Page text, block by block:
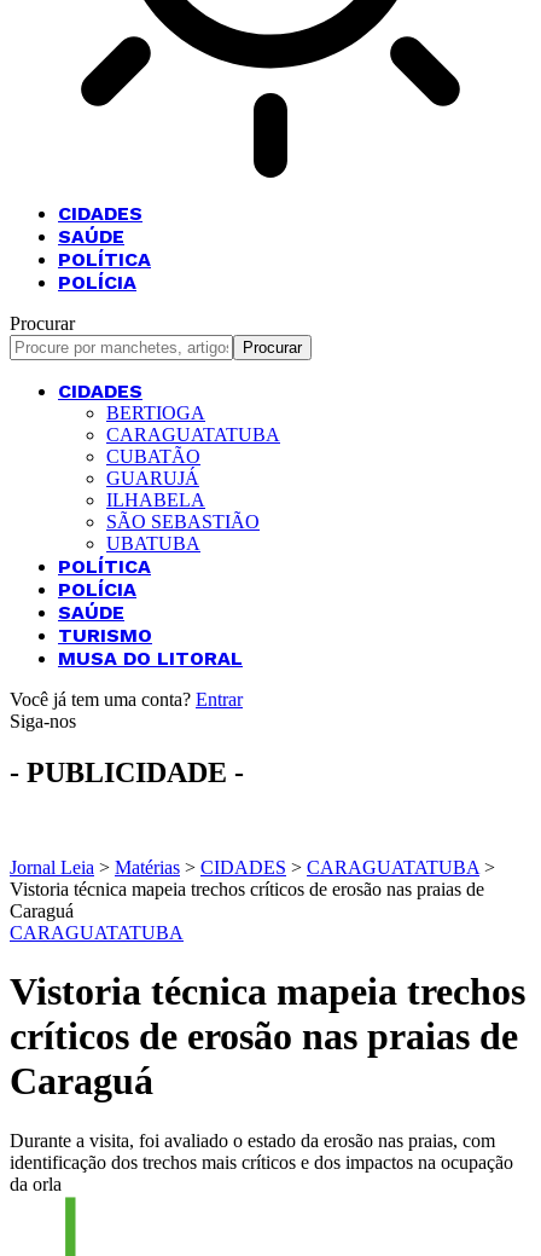
CIDADES
SAÚDE
POLÍTICA
POLÍCIA
Procurar
CIDADES
BERTIOGA
CARAGUATATUBA
CUBATÃO
GUARUJÁ
ILHABELA
SÃO SEBASTIÃO
UBATUBA
POLÍTICA
POLÍCIA
SAÚDE
TURISMO
MUSA DO LITORAL
Você já tem uma conta? Entrar
Siga-nos
- PUBLICIDADE -
Jornal Leia > Matérias > CIDADES > CARAGUATATUBA >
Vistoria técnica mapeia trechos críticos de erosão nas praias de
Caraguá
CARAGUATATUBA
Vistoria técnica mapeia trechos
críticos de erosão nas praias de
Caraguá
Durante a visita, foi avaliado o estado da erosão nas praias, com
identificação dos trechos mais críticos e dos impactos na ocupação
da orla